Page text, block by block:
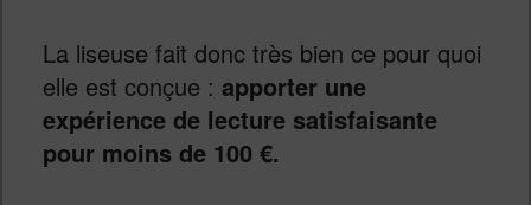
La liseuse fait donc très bien ce pour quoi
elle est conçue : apporter une
expérience de lecture satisfaisante
pour moins de 100 €.